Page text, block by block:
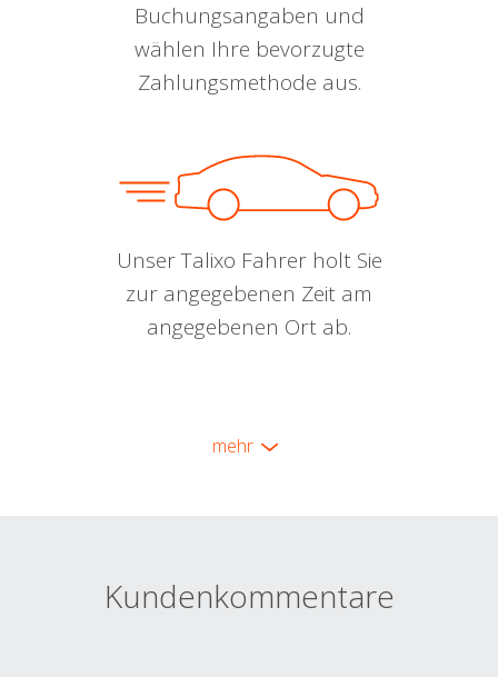
Buchungsangaben und
wählen Ihre bevorzugte
Zahlungsmethode aus.
Unser Talixo Fahrer holt Sie
zur angegebenen Zeit am
angegebenen Ort ab.
mehr
Kundenkommentare